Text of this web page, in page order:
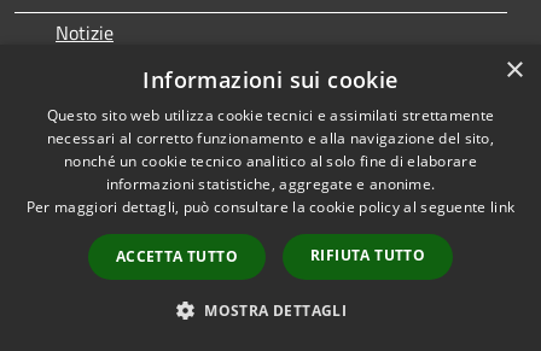
Notizie
Comunicati
Avvisi
VIVERE IL COMUNE
Luoghi
Eventi
×
Informazioni sui cookie
Questo sito web utilizza cookie tecnici e assimilati strettamente
necessari al corretto funzionamento e alla navigazione del sito,
nonché un cookie tecnico analitico al solo fine di elaborare
informazioni statistiche, aggregate e anonime.
Per maggiori dettagli, può consultare la cookie policy al seguente link
ACCETTA TUTTO RIFIUTA TUTTO
MOSTRA DETTAGLI